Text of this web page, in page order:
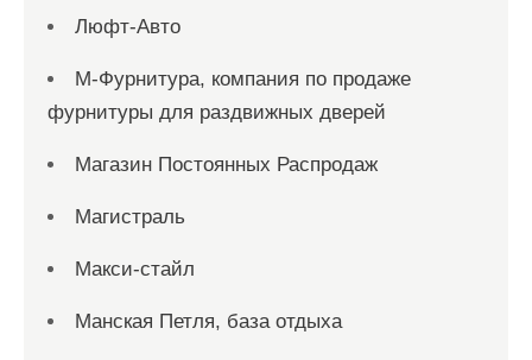
Люфт-Авто
М-Фурнитура, компания по продаже
фурнитуры для раздвижных дверей
Магазин Постоянных Распродаж
Магистраль
Макси-стайл
Манская Петля, база отдыха